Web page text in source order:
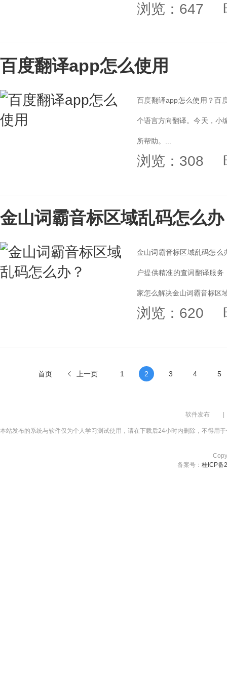
浏览：647
百度翻译app怎么使用
百度翻译app怎么使用？百
个语言方向翻译。今天，小
所帮助。...
浏览：308
金山词霸音标区域乱码怎么
金山词霸音标区域乱码怎么
户提供精准的查词翻译服
家怎么解决金山词霸音标区
浏览：620
首页 上一页 1 2 3 4 5
软件发布
本站发布的系统与软件仅为个人学习测试使用，请在下载后24小时内删除，不得用
备案号： 桂ICP备